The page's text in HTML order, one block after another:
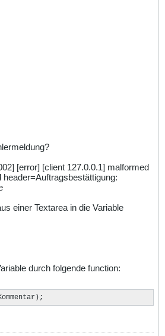
[error] [client 127.0.0.1] malformed
einer Textarea in die Variable
durch folgende function: